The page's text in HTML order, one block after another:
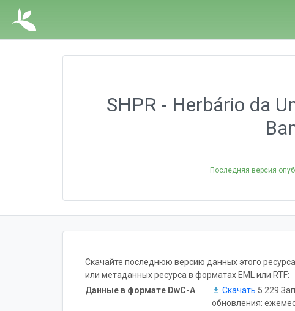
SHPR - Herbário da
Последняя версия
Скачайте последнюю версию данных этого
или метаданных ресурса в форматах EML или RTF:
Данные в формате DwC-A
Скачать 5 229
обновления: